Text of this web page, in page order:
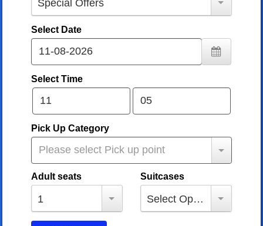
Special Offers
Select Date
Select Time
Pick Up Category
Adult seats
1
Suitcases
Select Option....